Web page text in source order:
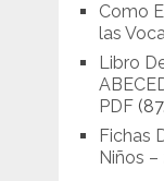
Como
las
Libro
PDF
Fichas
Niños